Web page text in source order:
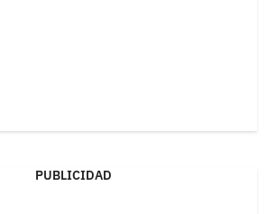
PUBLICIDAD